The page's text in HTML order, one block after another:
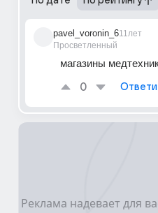
pavel_voronin_6
Просветленный
11лет
магазины
0